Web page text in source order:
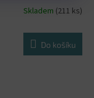
Skladem (211 ks)
Do košíku